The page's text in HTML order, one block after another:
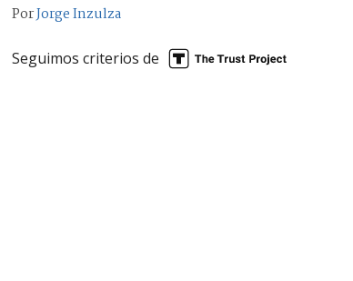
PorJorge Inzulza
Seguimos criterios de